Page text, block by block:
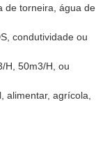
de torneira, água de
condutividade ou
H, 50m3/H, ou
alimentar, agrícola,